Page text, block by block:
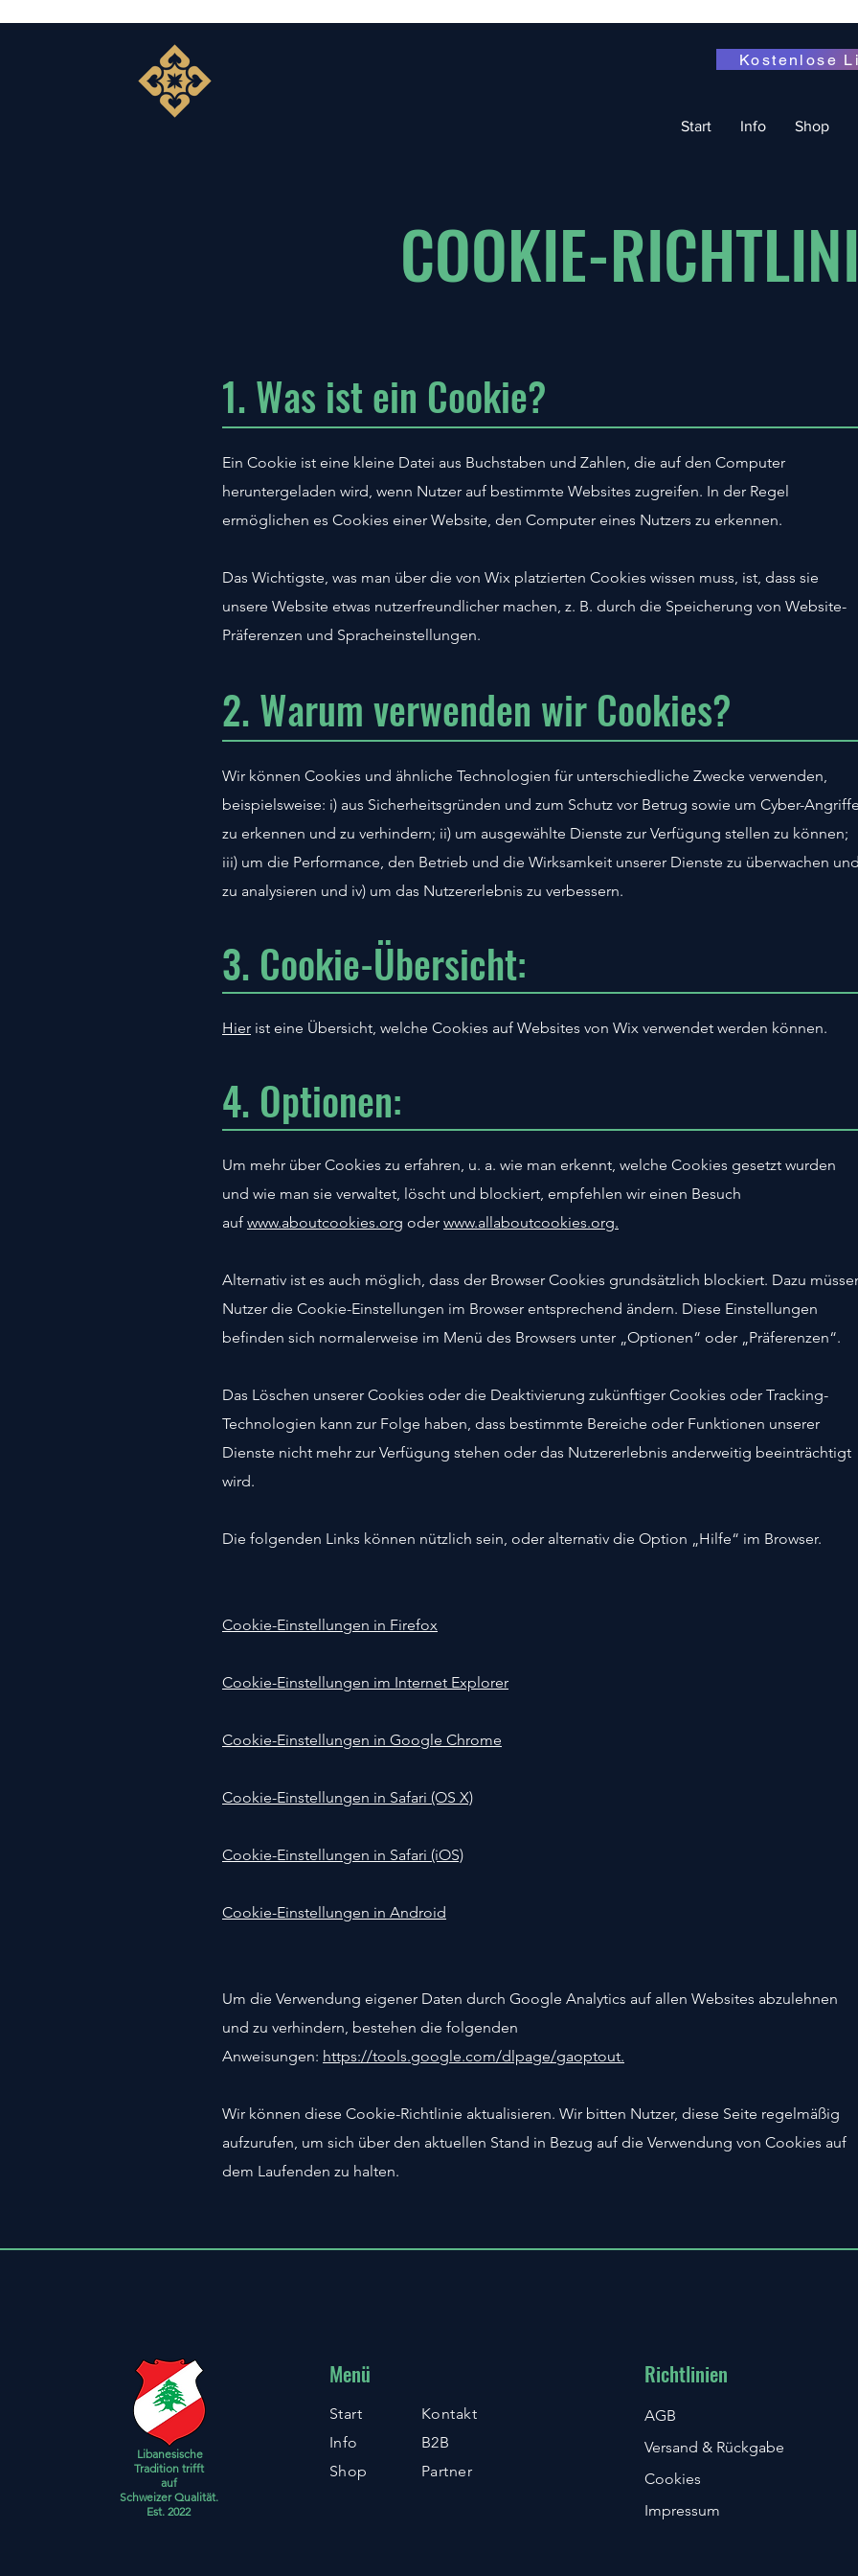
Start Info Shop
Kostenlose
COOKIE-
1. Was ist ein Cookie?
Ein Cookie ist eine kleine Datei aus Buchstaben und Zahlen, die auf den Computer
heruntergeladen wird, wenn Nutzer auf bestimmte Websites zugreifen. In der Regel
ermöglichen es Cookies einer Website, den Computer eines Nutzers zu erkennen.
Das Wichtigste, was man über die von Wix platzierten Cookies wissen muss, ist, dass sie
unsere Website etwas nutzerfreundlicher machen, z. B. durch die Speicherung von Website-
Präferenzen und Spracheinstellungen.
2. Warum verwenden wir Cookies?
Wir können Cookies und ähnliche Technologien für unterschiedliche Zwecke verwenden,
beispielsweise: i) aus Sicherheitsgründen und zum Schutz vor Betrug sowie um Cyber-
zu erkennen und zu verhindern; ii) um ausgewählte Dienste zur Verfügung stellen zu können;
iii) um die Performance, den Betrieb und die Wirksamkeit unserer Dienste zu überwachen
zu analysieren und iv) um das Nutzererlebnis zu verbessern.
3. Cookie-Übersicht:
Hier ist eine Übersicht, welche Cookies auf Websites von Wix verwendet werden können.
4. Optionen:
Um mehr über Cookies zu erfahren, u. a. wie man erkennt, welche Cookies gesetzt wurden
und wie man sie verwaltet, löscht und blockiert, empfehlen wir einen Besuch
auf www.aboutcookies.org oder www.allaboutcookies.org.
Alternativ ist es auch möglich, dass der Browser Cookies grundsätzlich blockiert. Dazu
Nutzer die Cookie-Einstellungen im Browser entsprechend ändern. Diese Einstellungen
befinden sich normalerweise im Menü des Browsers unter „Optionen“ oder „Präferenzen“.
Das Löschen unserer Cookies oder die Deaktivierung zukünftiger Cookies oder Tracking-
Technologien kann zur Folge haben, dass bestimmte Bereiche oder Funktionen unserer
Dienste nicht mehr zur Verfügung stehen oder das Nutzererlebnis anderweitig beeinträchtigt
wird.
Die folgenden Links können nützlich sein, oder alternativ die Option „Hilfe“ im Browser.
Cookie-Einstellungen in Firefox
Cookie-Einstellungen im Internet Explorer
Cookie-Einstellungen in Google Chrome
Cookie-Einstellungen in Safari (OS X)
Cookie-Einstellungen in Safari (iOS)
Cookie-Einstellungen in Android
Um die Verwendung eigener Daten durch Google Analytics auf allen Websites abzulehnen
und zu verhindern, bestehen die folgenden
Anweisungen: https://tools.google.com/dlpage/gaoptout.
Wir können diese Cookie-Richtlinie aktualisieren. Wir bitten Nutzer, diese Seite regelmäßig
aufzurufen, um sich über den aktuellen Stand in Bezug auf die Verwendung von Cookies auf
dem Laufenden zu halten.
Libanesische
Tradition trifft
auf
Schweizer Qualität.
Est. 2022
Menü
Start
Info
Shop
Kontakt
B2B
Partner
Richtlinien
AGB
Versand & Rückgabe
Cookies
Impressum